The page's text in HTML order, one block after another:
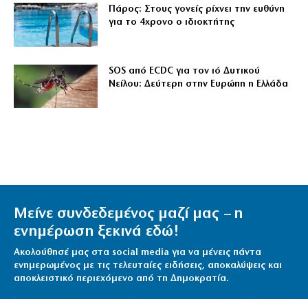
Πάρος: Στους γονείς ρίχνει την ευθύνη
για το 4χρονο ο ιδιοκτήτης
SOS από ECDC για τον ιό Δυτικού
Νείλου: Δεύτερη στην Ευρώπη η Ελλάδα
Μείνε συνδεδεμένος μαζί μας – η
ενημέρωση ξεκινά εδώ!
Ακολούθησέ μας στα social media για να μένεις πάντα
ενημερωμένος με τις τελευταίες ειδήσεις, αποκαλύψεις και
αποκλειστικό περιεχόμενο από τη Δημοκρατία.